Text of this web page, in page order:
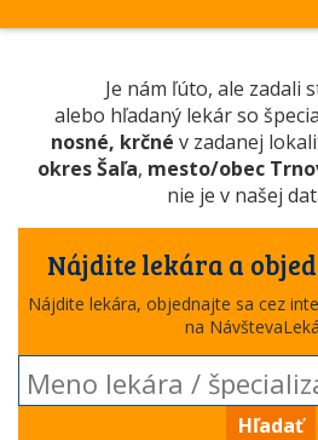
Je nám ľúto, ale zadali
alebo hľadaný lekár so
nosné, krčné v zadanej
okres Šaľa, mesto/obec
nie je v našej
Nájdite lekára a
Nájdite lekára, objednajte sa cez
na
Hľadať